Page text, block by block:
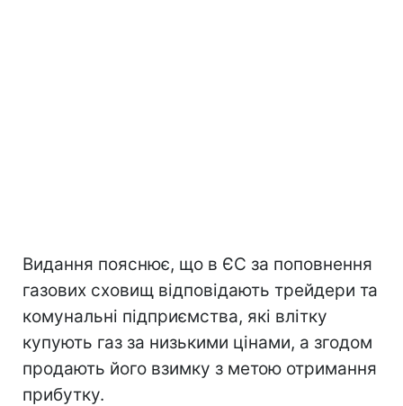
Видання пояснює, що в ЄС за поповнення
газових сховищ відповідають трейдери та
комунальні підприємства, які влітку
купують газ за низькими цінами, а згодом
продають його взимку з метою отримання
прибутку.